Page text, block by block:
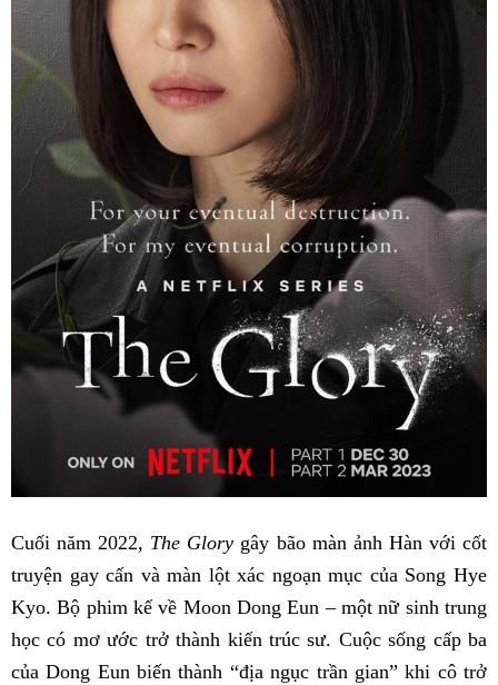
Cuối năm 2022, The Glory gây bão màn ảnh Hàn với cốt
truyện gay cấn và màn lột xác ngoạn mục của Song Hye
Kyo. Bộ phim kể về Moon Dong Eun – một nữ sinh trung
học có mơ ước trở thành kiến trúc sư. Cuộc sống cấp ba
của Dong Eun biến thành “địa ngục trần gian” khi cô trở